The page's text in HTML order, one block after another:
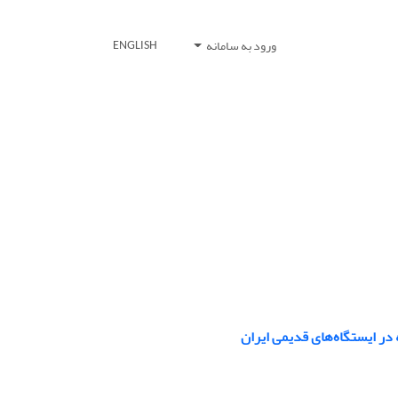
ورود به سامانه ENGLISH
ایستگاه‌های قدیمی ایران